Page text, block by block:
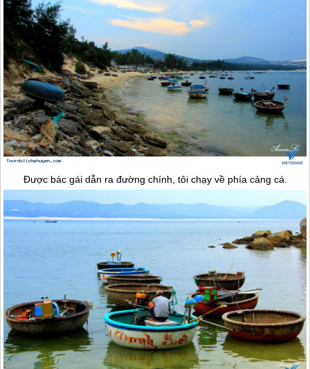
Được bác gái dẫn ra đường chính, tôi chạy về phía cảng cá.